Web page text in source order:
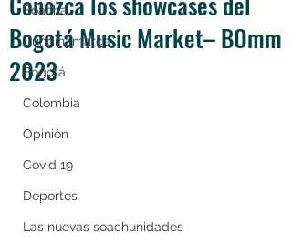
Soacha
Cundinamarca
Bogotá
Colombia
Opinión
Covid 19
Deportes
Las nuevas soachunidades
Bogotá Music Market– BOmm
2023